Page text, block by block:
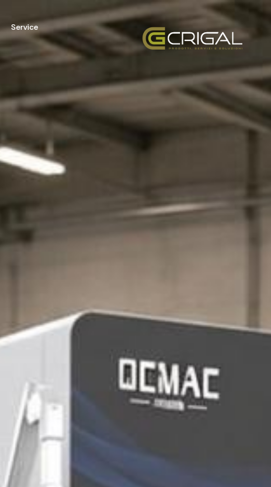
Service